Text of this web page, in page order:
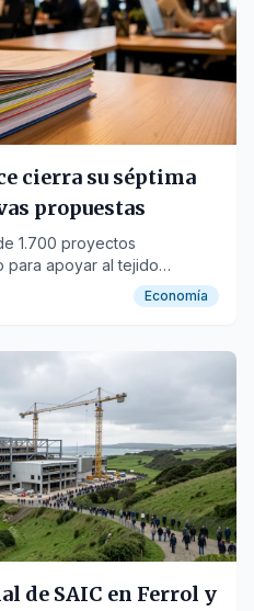
cierra su séptima
propuestas
1.700 proyectos
para apoyar al tejido
Economía
de SAIC en Ferrol y